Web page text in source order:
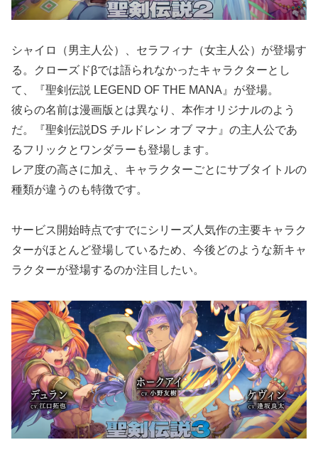
シャイロ（男主人公）、セラフィナ（女主人公）が登場す
る。クローズドβでは語られなかったキャラクターとし
て、『聖剣伝説 LEGEND OF THE MANA』が登場。
彼らの名前は漫画版とは異なり、本作オリジナルのよう
だ。『聖剣伝説DS チルドレン オブ マナ』の主人公であ
るフリックとワンダラーも登場します。
レア度の高さに加え、キャラクターごとにサブタイトルの
種類が違うのも特徴です。
サービス開始時点ですでにシリーズ人気作の主要キャラク
ターがほとんど登場しているため、今後どのような新キャ
ラクターが登場するのか注目したい。